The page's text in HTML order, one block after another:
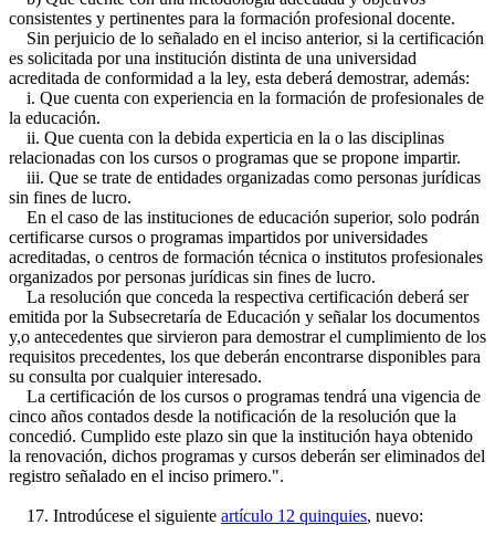
consistentes y pertinentes para la formación profesional docente.
Sin perjuicio de lo señalado en el inciso anterior, si la certificación
es solicitada por una institución distinta de una universidad
acreditada de conformidad a la ley, esta deberá demostrar, además:
i. Que cuenta con experiencia en la formación de profesionales de
la educación.
ii. Que cuenta con la debida experticia en la o las disciplinas
relacionadas con los cursos o programas que se propone impartir.
iii. Que se trate de entidades organizadas como personas jurídicas
sin fines de lucro.
En el caso de las instituciones de educación superior, solo podrán
certificarse cursos o programas impartidos por universidades
acreditadas, o centros de formación técnica o institutos profesionales
organizados por personas jurídicas sin fines de lucro.
La resolución que conceda la respectiva certificación deberá ser
emitida por la Subsecretaría de Educación y señalar los documentos
y,o antecedentes que sirvieron para demostrar el cumplimiento de los
requisitos precedentes, los que deberán encontrarse disponibles para
su consulta por cualquier interesado.
La certificación de los cursos o programas tendrá una vigencia de
cinco años contados desde la notificación de la resolución que la
concedió. Cumplido este plazo sin que la institución haya obtenido
la renovación, dichos programas y cursos deberán ser eliminados del
registro señalado en el inciso primero.".
17. Introdúcese el siguiente artículo 12 quinquies, nuevo: